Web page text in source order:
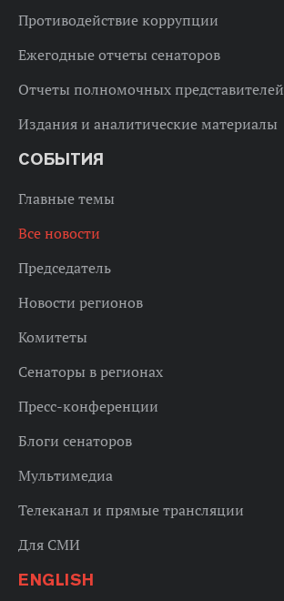
Противодействие коррупции
Ежегодные отчеты сенаторов
Отчеты полномочных представителей
Издания и аналитические материалы
СОБЫТИЯ
Главные темы
Все новости
Председатель
Новости регионов
Комитеты
Сенаторы в регионах
Пресс-конференции
Блоги сенаторов
Мультимедиа
Телеканал и прямые трансляции
Для СМИ
ENGLISH